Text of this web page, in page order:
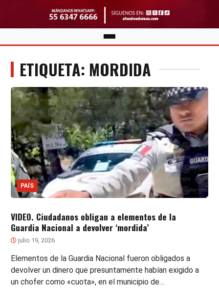
ETIQUETA: MORDIDA
PAÍS
VIDEO. Ciudadanos obligan a elementos de la
Guardia Nacional a devolver ‘mordida’
julio 19, 2026
Elementos de la Guardia Nacional fueron obligados a
devolver un dinero que presuntamente habían exigido a
un chofer como «cuota», en el municipio de…